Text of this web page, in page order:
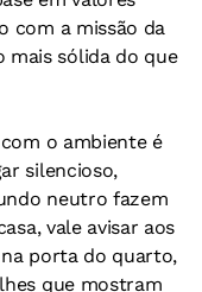
com a missão da
mais sólida do que
o ambiente é
silencioso,
neutro fazem
vale avisar aos
porta do quarto,
que mostram